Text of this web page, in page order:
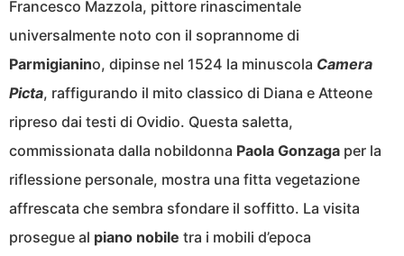
Francesco Mazzola, pittore rinascimentale
universalmente noto con il soprannome di
Parmigianino, dipinse nel 1524 la minuscola Camera
Picta, raffigurando il mito classico di Diana e Atteone
ripreso dai testi di Ovidio. Questa saletta,
commissionata dalla nobildonna Paola Gonzaga per la
riflessione personale, mostra una fitta vegetazione
affrescata che sembra sfondare il soffitto. La visita
prosegue al piano nobile tra i mobili d’epoca